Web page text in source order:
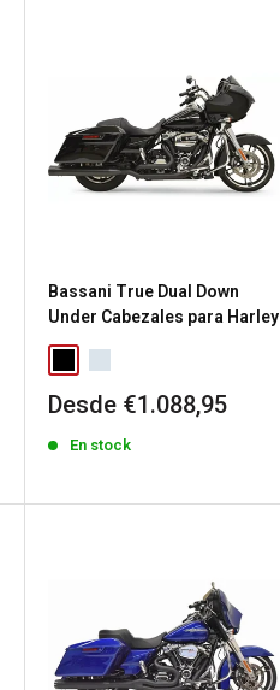
Bassani True Dual Down
Under Cabezales para Harley
Precio
venta
Desde €1.088,95
En stock